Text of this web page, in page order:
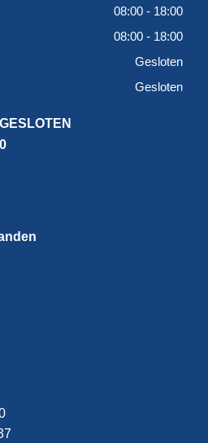
08:00 - 18:00
08:00 - 18:00
Gesloten
Gesloten